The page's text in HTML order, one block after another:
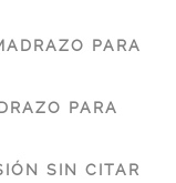
PARA
PARA
SIN CITAR